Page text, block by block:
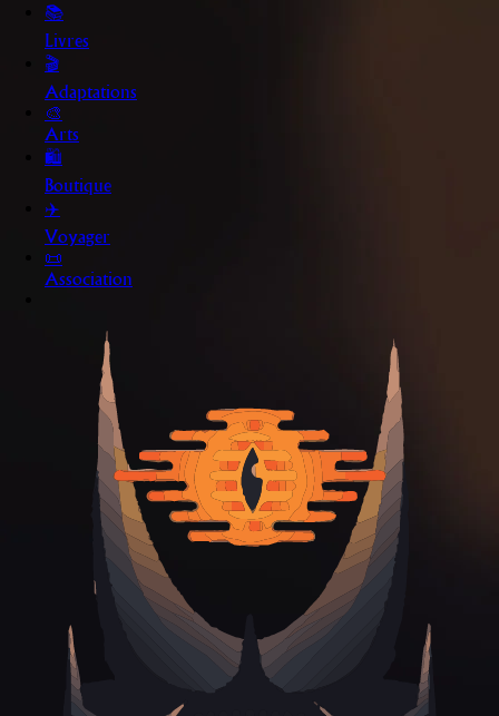
📚
Livres
🎬
Adaptations
🎨
Arts
🛍️
Boutique
✈️
Voyager
📜
Association